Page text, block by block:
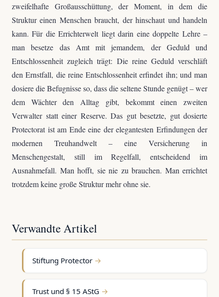
zweifelhafte Großausschüttung, der Moment, in dem die
Struktur einen Menschen braucht, der hinschaut und handeln
kann. Für die Errichterwelt liegt darin eine doppelte Lehre –
man besetze das Amt mit jemandem, der Geduld und
Entschlossenheit zugleich trägt: Die reine Geduld verschläft
den Ernstfall, die reine Entschlossenheit erfindet ihn; und man
dosiere die Befugnisse so, dass die seltene Stunde genügt – wer
dem Wächter den Alltag gibt, bekommt einen zweiten
Verwalter statt einer Reserve. Das gut besetzte, gut dosierte
Protectorat ist am Ende eine der elegantesten Erfindungen der
modernen Treuhandwelt – eine Versicherung in
Menschengestalt, still im Regelfall, entscheidend im
Ausnahmefall. Man hofft, sie nie zu brauchen. Man errichtet
trotzdem keine große Struktur mehr ohne sie.
Verwandte Artikel
Stiftung Protector
Trust und § 15 AStG